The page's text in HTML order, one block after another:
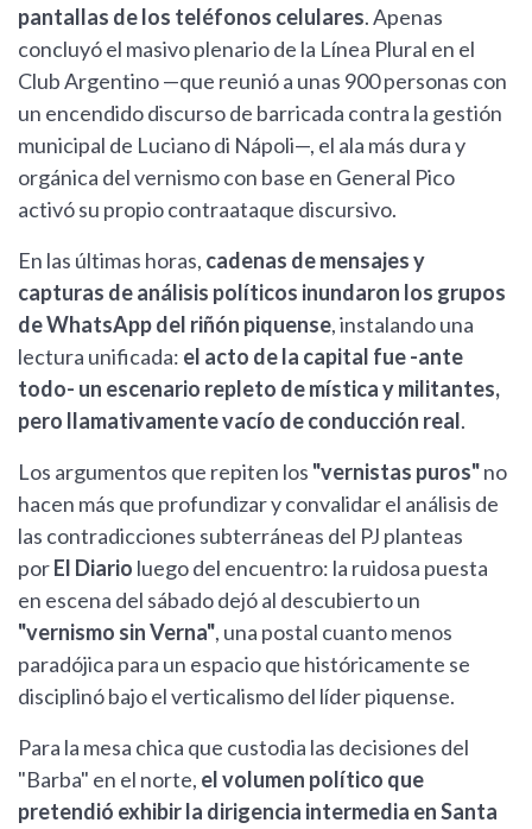
pantallas de los teléfonos celulares. Apenas
concluyó el masivo plenario de la Línea Plural en el
Club Argentino —que reunió a unas 900 personas con
un encendido discurso de barricada contra la gestión
municipal de Luciano di Nápoli—, el ala más dura y
orgánica del vernismo con base en General Pico
activó su propio contraataque discursivo.
En las últimas horas, cadenas de mensajes y
capturas de análisis políticos inundaron los grupos
de WhatsApp del riñón piquense, instalando una
lectura unificada: el acto de la capital fue -ante
todo- un escenario repleto de mística y militantes,
pero llamativamente vacío de conducción real.
Los argumentos que repiten los "vernistas puros"no
hacen más que profundizar y convalidar el análisis de
las contradicciones subterráneas del PJ planteas
porEl Diario luego del encuentro: la ruidosa puesta
en escena del sábado dejó al descubierto un
"vernismo sin Verna", una postal cuanto menos
paradójica para un espacio que históricamente se
disciplinó bajo el verticalismo del líder piquense.
Para la mesa chica que custodia las decisiones del
"Barba" en el norte, el volumen político que
pretendió exhibir la dirigencia intermedia en Santa